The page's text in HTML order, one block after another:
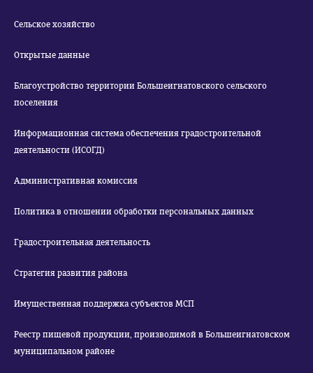
Сельское хозяйство
Открытые данные
Благоустройство территории Большеигнатовского сельского
поселения
Информационная система обеспечения градостроительной
деятельности (ИСОГД)
Административная комиссия
Политика в отношении обработки персональных данных
Градостроительная деятельность
Стратегия развития района
Имущественная поддержка субъектов МСП
Реестр пищевой продукции, производимой в Большеигнатовском
муниципальном районе